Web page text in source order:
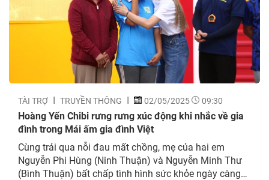
TÀI TRỢ TRUYỀN THÔNG 02/05/2025 09:30
Hoàng Yến Chibi rưng rưng xúc động khi nhắc về gia
đình trong Mái ấm gia đình Việt
Cùng trải qua nỗi đau mất chồng, mẹ của hai em
Nguyễn Phi Hùng (Ninh Thuận) và Nguyễn Minh Thư
(Bình Thuận) bất chấp tình hình sức khỏe ngày càng